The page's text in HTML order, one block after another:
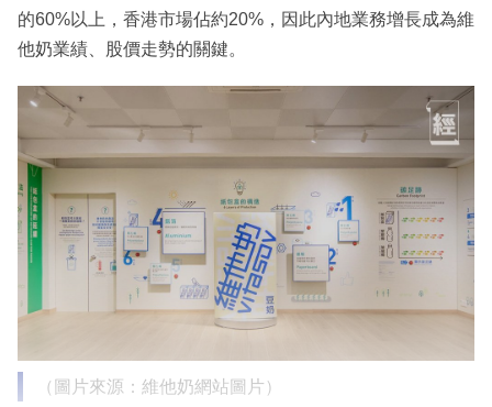
的60%以上，香港市場佔約20%，因此內地業務增長成為維
他奶業績、股價走勢的關鍵。
（圖片來源：維他奶網站圖片）